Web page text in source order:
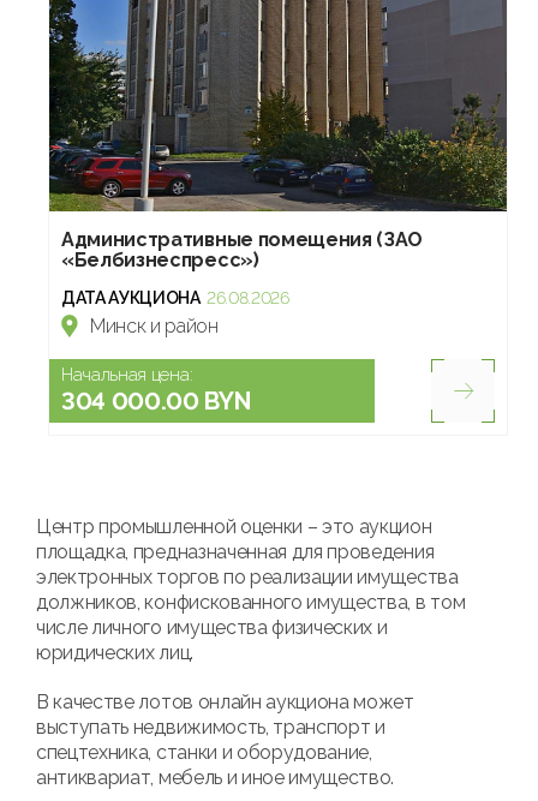
Административные помещения (ЗАО
«Белбизнеспресс»)
ДАТА АУКЦИОНА 26.08.2026
Минск и район
Начальная цена:
304 000.00 BYN
Центр промышленной оценки – это аукцион
площадка, предназначенная для проведения
электронных торгов по реализации имущества
должников, конфискованного имущества, в том
числе личного имущества физических и
юридических лиц.
В качестве лотов онлайн аукциона может
выступать недвижимость, транспорт и
спецтехника, станки и оборудование,
антиквариат, мебель и иное имущество.